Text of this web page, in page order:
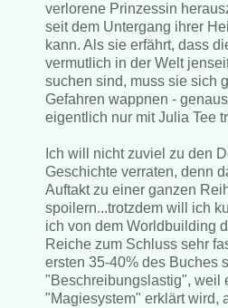
verlorene Prinzessin
seit dem Untergang ihrer
kann. Als sie erfährt, dass
vermutlich in der Welt
suchen sind, muss sie sich
Gefahren wappnen -
eigentlich nur mit Julia Tee
Ich will nicht zuviel zu den
Geschichte verraten, denn
Auftakt zu einer ganzen
spoilern...trotzdem will ich
ich von dem Worldbuilding
Reiche zum Schluss sehr
ersten 35-40% des Buches
"Beschreibungslastig", weil
"Magiesystem" erklärt wird,